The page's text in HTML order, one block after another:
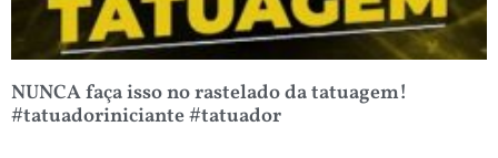
NUNCA faça isso no rastelado da tatuagem!
#tatuadoriniciante #tatuador